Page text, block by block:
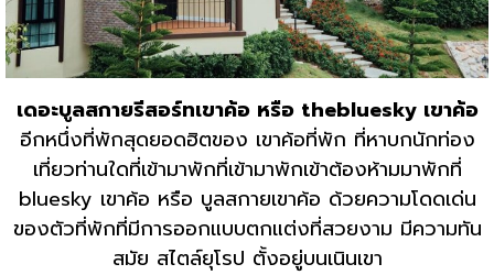
เดอะบูลสกายรีสอร์ทเขาค้อ หรือ thebluesky เขาค้อ
อีกหนึ่งที่พักสุดยอดฮิตของ เขาค้อที่พัก ที่หาบกนักท่อง
เที่ยวท่านใดที่เข้ามาพักที่เข้ามาพักเข้าต้องห้ามมาพักที่
bluesky เขาค้อ หรือ บูลสกายเขาค้อ ด้วยความโดดเด่น
ของตัวที่พักที่มีการออกแบบตกแต่งที่สวยงาม มีความทัน
สมัย สไตล์ยุโรป ตั้งอยู่บนเนินเขา